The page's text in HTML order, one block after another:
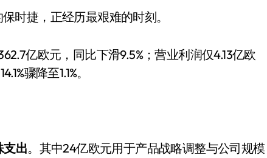
时捷，正经历最艰难的时刻。
亿欧元，同比下滑9.5%；营业利润仅4.13亿欧
骤降至1.1%。
支出。其中24亿欧元用于产品战略调整与公司规模